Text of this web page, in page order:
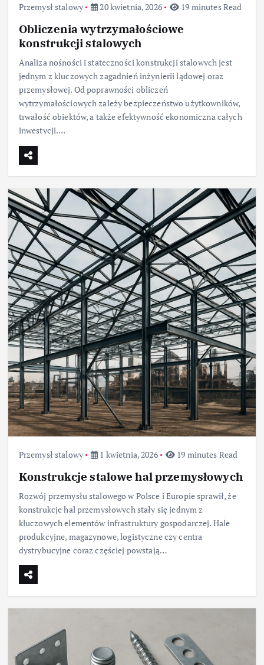
Przemysł stalowy 20 kwietnia, 2026 19 minutes Read
Obliczenia wytrzymałościowe
konstrukcji stalowych
Analiza nośności i stateczności konstrukcji stalowych jest
jednym z kluczowych zagadnień inżynierii lądowej oraz
przemysłowej. Od poprawności obliczeń
wytrzymałościowych zależy bezpieczeństwo użytkowników,
trwałość obiektów, a także efektywność ekonomiczna całych
inwestycji.…
Przemysł stalowy 1 kwietnia, 2026 19 minutes Read
Konstrukcje stalowe hal przemysłowych
Rozwój przemysłu stalowego w Polsce i Europie sprawił, że
konstrukcje hal przemysłowych stały się jednym z
kluczowych elementów infrastruktury gospodarczej. Hale
produkcyjne, magazynowe, logistyczne czy centra
dystrybucyjne coraz częściej powstają…